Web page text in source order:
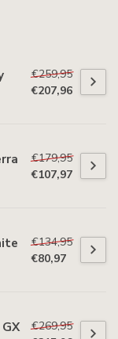
€259,95
€207,96
€179,95
€107,97
€134,95
€80,97
€269,95